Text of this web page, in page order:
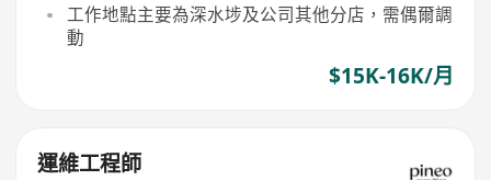
工作地點主要為深水埗及公司其他分店，需偶爾調
動
$15K-16K/月
運維工程師